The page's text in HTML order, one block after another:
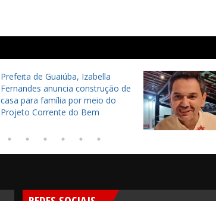
Prefeita de Guaiúba, Izabella
Fernandes anuncia construção de
casa para família por meio do
Projeto Corrente do Bem